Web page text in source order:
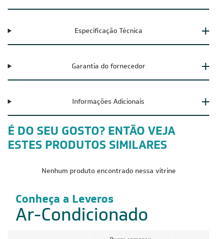
Especificação Técnica
Garantia do fornecedor
Informações Adicionais
É DO SEU GOSTO? ENTÃO VEJA
ESTES PRODUTOS SIMILARES
Nenhum produto encontrado nessa vitrine
Conheça a Leveros
Ar-Condicionado